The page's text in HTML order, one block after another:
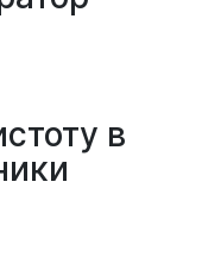
в